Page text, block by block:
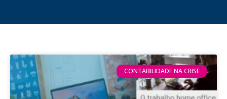
CONTABILIDADE NA CRISE